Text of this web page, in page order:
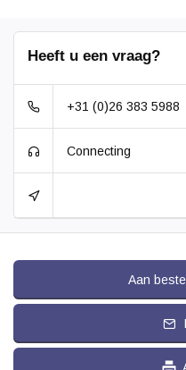
Heeft u een vraag?
+31 (0)26 383 5988
Connecting
Aan